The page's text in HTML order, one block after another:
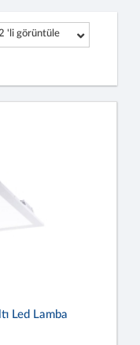
'li görüntüle
Led Lamba